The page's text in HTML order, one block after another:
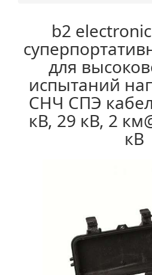
b2
для
испытаний
СНЧ СПЭ
кВ, 29 кВ, 2
кВ